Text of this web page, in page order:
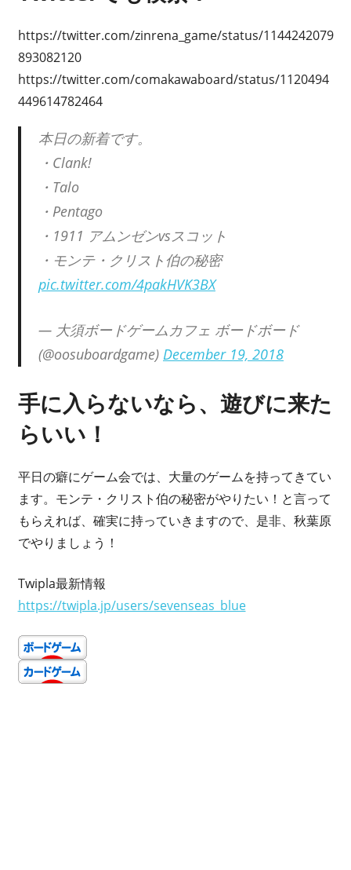
https://twitter.com/zinrena_game/status/1144242079
893082120
https://twitter.com/comakawaboard/status/1120494
449614782464
本日の新着です。
・Clank!
・Talo
・Pentago
・1911 アムンゼンvsスコット
・モンテ・クリスト伯の秘密
pic.twitter.com/4pakHVK3BX
— 大須ボードゲームカフェ ボードボード
(@oosuboardgame) December 19, 2018
手に入らないなら、遊びに来た
らいい！
平日の癖にゲーム会では、大量のゲームを持ってきてい
ます。モンテ・クリスト伯の秘密がやりたい！と言って
もらえれば、確実に持っていきますので、是非、秋葉原
でやりましょう！
Twipla最新情報
https://twipla.jp/users/sevenseas_blue